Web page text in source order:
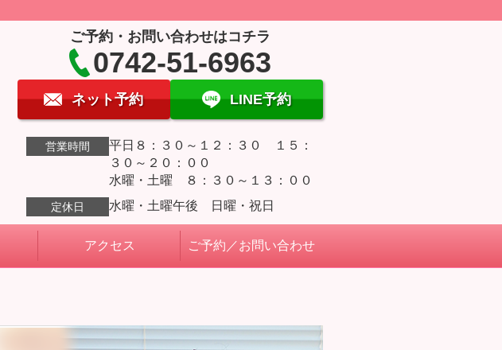
ご予約・お問い合わせはコチラ
0742-51-6963
ネット予約 LINE予約
営業時間
平日８：３０～１２：３０ １５：
３０～２０：００
水曜・土曜 ８：３０～１３：００
定休日 水曜・土曜午後 日曜・祝日
アクセス ご予約／お問い合わせ